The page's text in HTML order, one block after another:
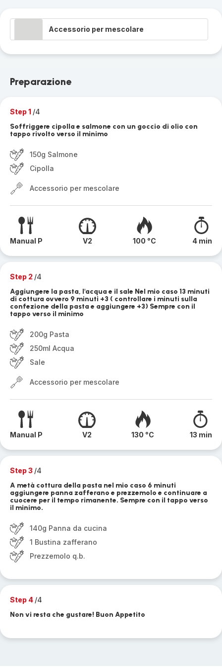
Accessorio per mescolare
Preparazione
Step 1 /4
Soffriggere cipolla e salmone con un goccio di olio con
tappo rivolto verso il minimo
150g Salmone
Cipolla
Accessorio per mescolare
Manual P V2 100 °C 4 min
Step 2 /4
Aggiungere la pasta, l'acqua e il sale Nel mio caso 13 minuti
di cottura ovvero 9 minuti +3 ( controllare i minuti sulla
confezione della pasta e aggiungere +3) Sempre con il
tappo verso il minimo
200g Pasta
250ml Acqua
Sale
Accessorio per mescolare
Manual P V2 130 °C 13 min
Step 3 /4
A metà cottura della pasta nel mio caso 6 minuti
aggiungere panna zafferano e prezzemolo e continuare a
cuocere per il tempo rimanente. Sempre con il tappo verso
il minimo.
140g Panna da cucina
1 Bustina zafferano
Prezzemolo q.b.
Step 4 /4
Non vi resta che gustare! Buon Appetito